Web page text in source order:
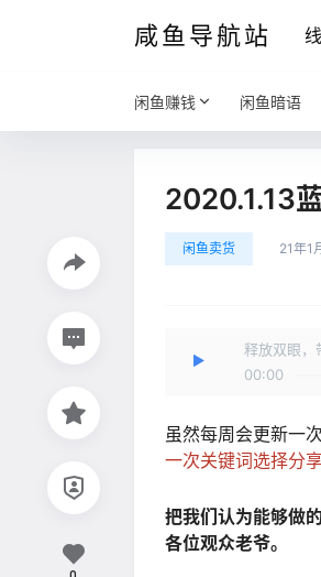
咸鱼导航站
闲鱼赚钱 闲鱼暗语
2020.1.13
闲鱼卖货 21年1
释放双眼，
00:00
虽然每周会更新一次
一次关键词选择分
把我们认为能够做
各位观众老爷。